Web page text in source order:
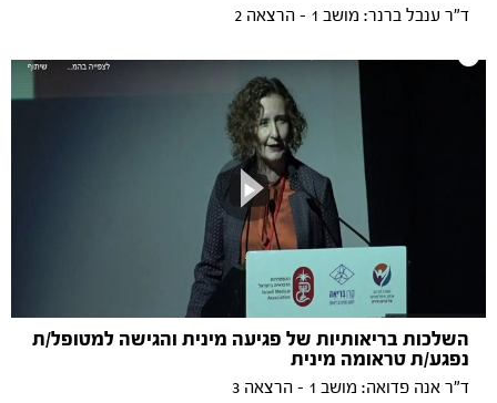
ד"ר ענבל ברנר: מושב 1 - הרצאה 2
השלכות בריאותיות של פגיעה מינית והגישה למטופל/ת
נפגע/ת טראומה מינית
ד"ר אנה פדואה: מושב 1 - הרצאה 3